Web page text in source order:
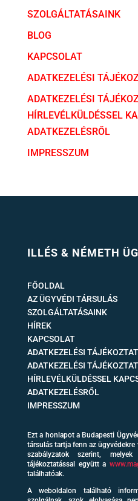
SZOLGÁLTATÁSAINK
BLOG
KAPCSOLAT
ADATKEZELÉSI
ADATKEZELÉSI
HÍRLEVÉLKÜLDÉSSEL
ADATKEZELÉSRŐL
IMPRESSZUM
ILLÉS & NÉMETH
FŐOLDAL
AZ ÜGYVÉDI TÁRSULÁS
SZOLGÁLTATÁSAINK
HÍREK
KAPCSOLAT
ADATKEZELÉSI
ADATKEZELÉSI
HÍRLEVÉLKÜLDÉSSEL
ADATKEZELÉSRŐL
IMPRESSZUM
Ezt a honlapot a Budapesti
társulás tartja fenn az
szabályzatok szerint,
tájékoztatással együtt a
találhatóak.
A weboldalon található